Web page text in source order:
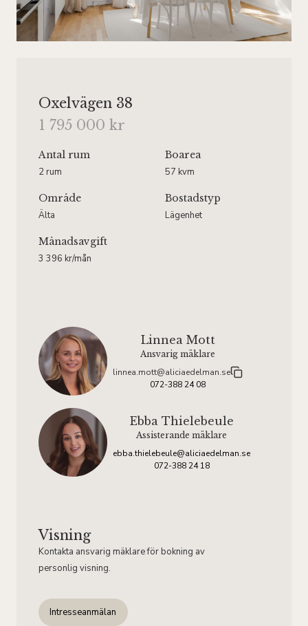
Oxelvägen 38
1 795 000 kr
Antal rum
2 rum
Boarea
57 kvm
Område
Älta
Bostadstyp
Lägenhet
Månadsavgift
3 396 kr/mån
Linnea Mott
Ansvarig mäklare
linnea.mott@aliciaedelman.se
072-388 24 08
Ebba Thielebeule
Assisterande mäklare
ebba.thielebeule@aliciaedelman.se
072-388 24 18
Visning
Kontakta ansvarig mäklare för bokning av
personlig visning.
Intresseanmälan